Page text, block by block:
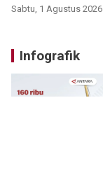
Sabtu, 1 Agustus 2026
Infografik